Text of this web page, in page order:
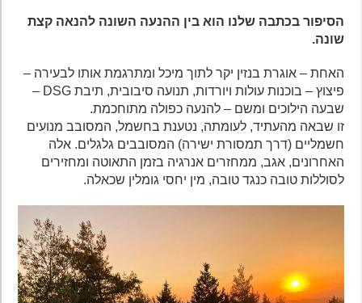
הסיפור בכתבה שלנו הוא בין ההנעה השונה להנאה קצת
שונה.
האחת – אוגרת בנזין יקר לתוך מיכל ומתרגמת אותו לבעירה –
פיצוץ – בוכנות עולות ויורדות, תנועה סיבובית, תיבת DSG –
שבעה הילוכים ומשם – להנעה כפולה מתוחכמת.
זו שבאה מהעתיד, לעומתה, נטענת בחשמל, המסובב מנועים
חשמליים (דרך תמסורת ישירה) המסובבים גלגלים. אלה
האחרונים, אגב, ממחזרים אנרגיה בזמן התאוטה ומחזירים
לסוללות טובה כנגד טובה, מין יחסי גומלין שכאלה.